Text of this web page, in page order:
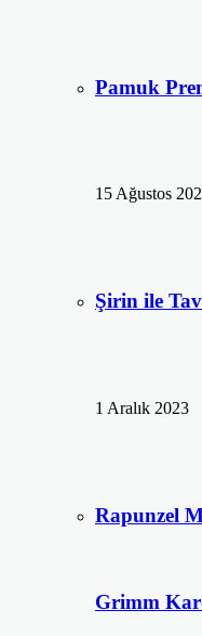
Pamuk
15 Ağustos
Şirin ile
1 Aralık 2023
Rapunzel
Grimm